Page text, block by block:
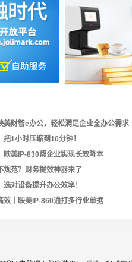
美财智e办公，轻松满足企业全办公需求
1小时压缩到10分钟！
映美IP-830帮企业实现长效降本
范？财务提效神器来了
对设备提升办公效率！
效｜映美IP-860通打多行业单据